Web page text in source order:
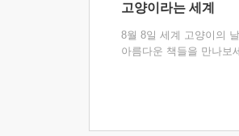
고양이라는 세계
8월 8일 세계 고양이의
아름다운 책들을 만나보